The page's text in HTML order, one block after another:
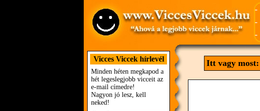
-
-
-
Vicces Viccek hírlevél
Minden héten megkapod a
hét legeslegjobb vicceit az
e-mail címedre!
Nagyon jó lesz, kell
neked!
Itt vagy most: